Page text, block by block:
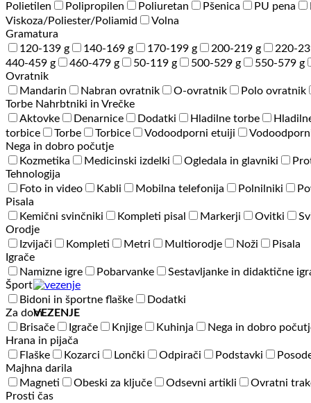
VEZENJE
Polietilen
Polipropilen Poliuretan Pšenica PU pena
Viskoza/Poliester/Poliamid
Volna
Gramatura
120-139 g
140-169 g 170-199 g 200-219 g 220-
440-459 g
460-479 g 50-119 g 500-529 g 550-579 g
Ovratnik
Mandarin
Nabran ovratnik O-ovratnik Polo ovratnik
Torbe Nahrbtniki in Vrečke
Aktovke
Denarnice Dodatki Hladilne torbe
torbice
Torbe Torbice Vodoodporni etuiji
Nega in dobro počutje
Kozmetika
Medicinski izdelki Ogledala in glavniki
Tehnologija
Foto in video
Kabli Mobilna telefonija Polnilniki
Pisala
Kemični svinčniki
Kompleti pisal Markerji Ovitki
Orodje
Izvijači
Kompleti Metri Multiorodje Noži
Pisala
Igrače
Namizne igre
Pobarvanke
Sestavljanke in didaktične
Šport
Bidoni in športne flaške
Dodatki
Za dom
Brisače
Igrače Knjige Kuhinja Nega in dobro
Hrana in pijača
Flaške
Kozarci Lončki Odpirači Podstavki
Majhna darila
Magneti
Obeski za ključe Odsevni artikli
Ovratni
Prosti čas